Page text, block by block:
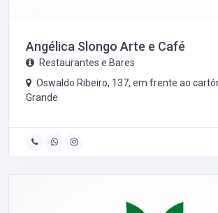
Angélica Slongo Arte e Café
Restaurantes e Bares
Oswaldo Ribeiro, 137, em frente ao
Grande